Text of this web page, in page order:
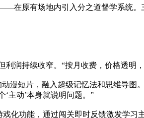
在原有场地内引入分之道督学系统
润持续收窄。“按月收费，价格透明
漫短片，融入超级记忆法和思维导图
主动’本身就说明问题。”
化功能，通过闯关即时反馈激发学